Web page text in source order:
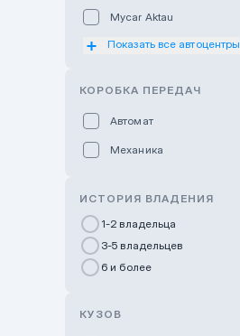
Mycar Aktau
Mycar Uralsk
GWM Nurly Zhol
Chery Astana
Показать все автоцентры
КОРОБКА ПЕРЕДАЧ
Автомат
Механика
ИСТОРИЯ ВЛАДЕНИЯ
1-2 владельца
3-5 владельцев
6 и более
КУЗОВ